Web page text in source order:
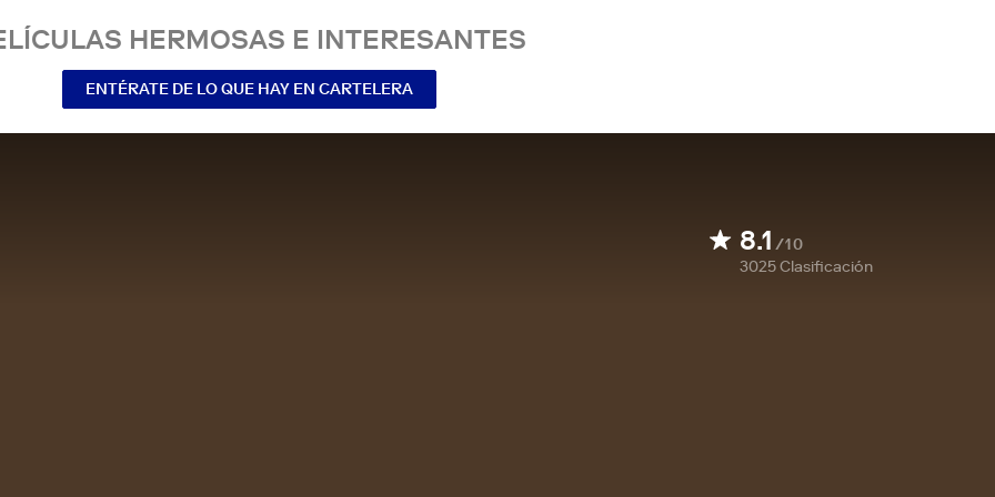
HERMOSAS E INTERESANTES
ENTÉRATE DE LO QUE HAY EN CARTELERA
8.1 /10
3025Clasificación